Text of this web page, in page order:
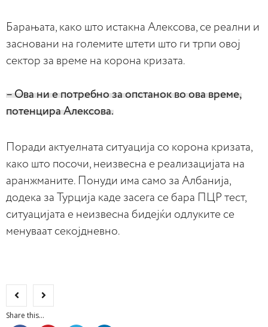
Барањата, како што истакна Алексова, се реални и
засновани на големите штети што ги трпи овој
сектор за време на корона кризата.
– Ова ни е потребно за опстанок во ова време,
потенцира Алексова.
Поради актуелната ситуација со корона кризата,
како што посочи, неизвесна е реализацијата на
аранжманите. Понуди има само за Албанија,
додека за Турција каде засега се бара ПЦР тест,
ситуацијата е неизвесна бидејќи одлуките се
менуваат секојдневно.
Share this...